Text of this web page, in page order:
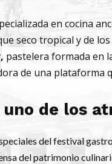
en cocina
seco tropical y de
pastelera formada en
de una plataforma
de los
del festival
del patrimonio